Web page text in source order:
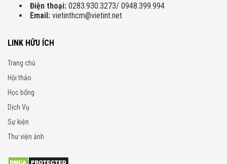
Điện thoại: 0283.930.3273/ 0948.399.994
Email: vietinthcm@vietint.net
LINK HỮU ÍCH
Trang chủ
Hội thảo
Học bổng
Dịch Vụ
Sự kiện
Thư viện ảnh